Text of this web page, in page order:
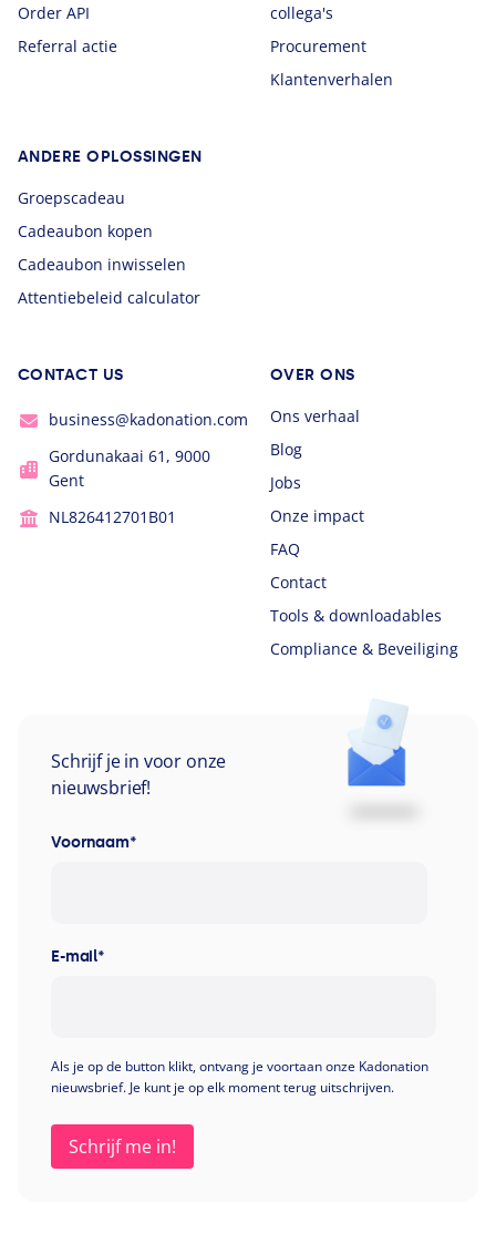
Order API
Referral actie
collega's
Procurement
Klantenverhalen
ANDERE OPLOSSINGEN
Groepscadeau
Cadeaubon kopen
Cadeaubon inwisselen
Attentiebeleid calculator
CONTACT US
business@kadonation.com
Gordunakaai 61, 9000
Gent
NL826412701B01
OVER ONS
Ons verhaal
Blog
Jobs
Onze impact
FAQ
Contact
Tools & downloadables
Compliance & Beveiliging
Schrijf je in voor onze
nieuwsbrief!
Voornaam*
E-mail*
Als je op de button klikt, ontvang je voortaan onze Kadonation
nieuwsbrief. Je kunt je op elk moment terug uitschrijven.